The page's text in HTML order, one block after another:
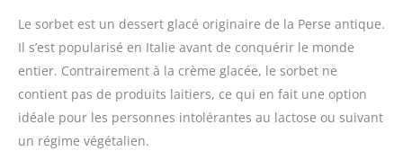
Le sorbet est un dessert glacé originaire de la Perse antique.
Il s’est popularisé en Italie avant de conquérir le monde
entier. Contrairement à la crème glacée, le sorbet ne
contient pas de produits laitiers, ce qui en fait une option
idéale pour les personnes intolérantes au lactose ou suivant
un régime végétalien.